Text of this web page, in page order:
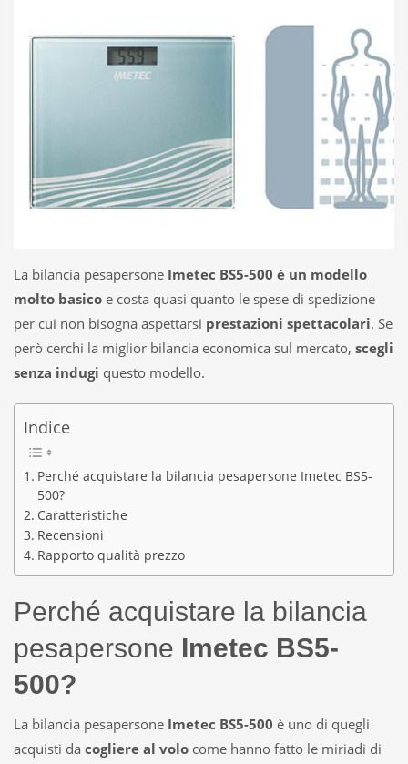
La bilancia pesapersone Imetec BS5-500 è un modello
molto basico e costa quasi quanto le spese di spedizione
per cui non bisogna aspettarsi prestazioni spettacolari. Se
però cerchi la miglior bilancia economica sul mercato, scegli
senza indugi questo modello.
Indice
Perché acquistare la bilancia pesapersone Imetec BS5-
500?
Caratteristiche
Recensioni
Rapporto qualità prezzo
Perché acquistare la bilancia
pesapersone Imetec BS5-
500?
La bilancia pesapersone Imetec BS5-500 è uno di quegli
acquisti da cogliere al volo come hanno fatto le miriadi di